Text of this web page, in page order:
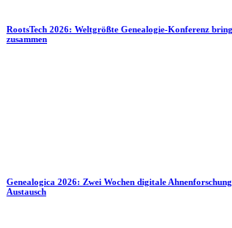
RootsTech 2026: Weltgrößte Genealogie-Konferenz
zusammen
Genealogica 2026: Zwei Wochen digitale
Austausch